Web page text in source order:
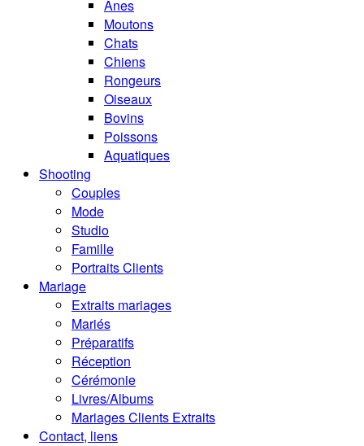
Anes
Moutons
Chats
Chiens
Rongeurs
Oiseaux
Bovins
Poissons
Aquatiques
Shooting
Couples
Mode
Studio
Famille
Portraits Clients
Mariage
Extraits mariages
Mariés
Préparatifs
Réception
Cérémonie
Livres/Albums
Mariages Clients Extraits
Contact, liens